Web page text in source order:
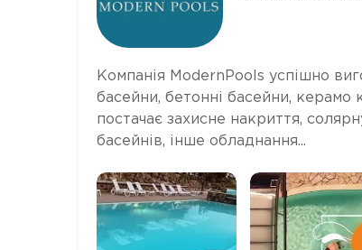
Компанія ModernPools успішно
басейни, бетонні басейни, керамо
постачає захисне накриття,
басейнів, інше обладнання...